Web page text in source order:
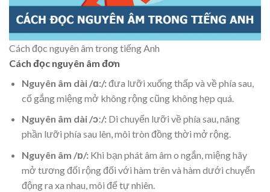
Cách đọc nguyên âm trong tiếng Anh
Cách đọc nguyên âm đơn
Nguyên âm dài /ɑ:/:đưa lưỡi xuống thấp và về phía sau,
cố gắng miệng mở không rộng cũng không hẹp quá.
Nguyên âm dài /ɔː/: Di chuyển lưỡi về phía sau, nâng
phần lưỡi phía sau lên, môi tròn đồng thời mở rộng.
Nguyên âm /ɒ/:Khi bạn phát âm âm o ngắn, miệng hãy
mở tương đối rộng đối với hàm trên và hàm dưới chuyển
động ra xa nhau, môi để tự nhiên.